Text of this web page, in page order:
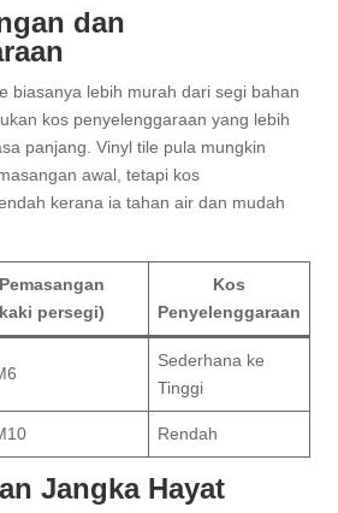
dan
biasanya lebih murah dari segi bahan
kos penyelenggaraan yang lebih
panjang. Vinyl tile pula mungkin
awal, tetapi kos
kerana ia tahan air dan mudah
persegi)
Kos
Penyelenggaraan
Sederhana ke
Tinggi
Rendah
Jangka Hayat